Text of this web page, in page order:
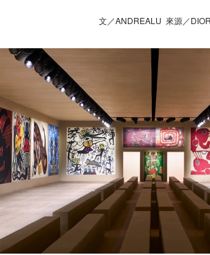
文／ANDREALU 來源／DIOR